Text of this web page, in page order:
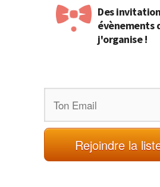
Des
évènements
j'organise !
Rejoindre la